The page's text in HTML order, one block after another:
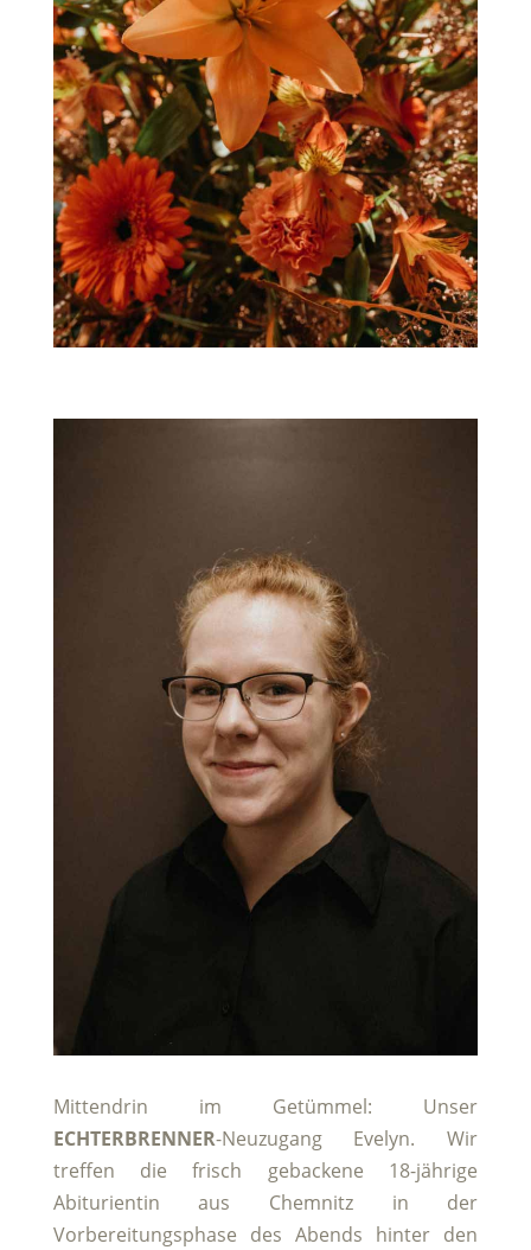
Mittendrin im Getümmel: Unser
ECHTERBRENNER-Neuzugang Evelyn. Wir
treffen die frisch gebackene 18-jährige
Abiturientin aus Chemnitz in der
Vorbereitungsphase des Abends hinter den